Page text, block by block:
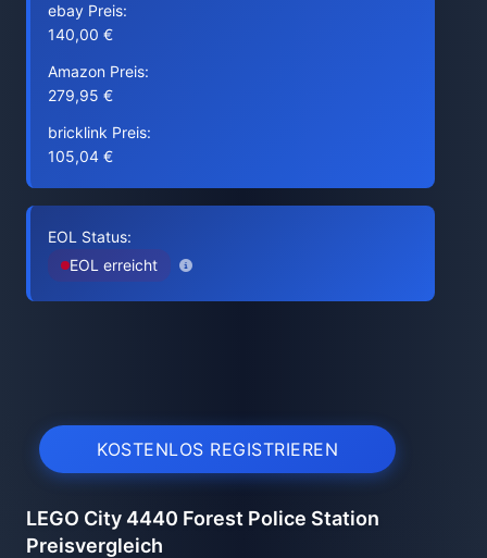
ebay Preis:
140,00 €
Amazon Preis:
279,95 €
bricklink Preis:
105,04 €
EOL Status:
EOL erreicht
KOSTENLOS REGISTRIEREN
LEGO City 4440 Forest Police Station
Preisvergleich